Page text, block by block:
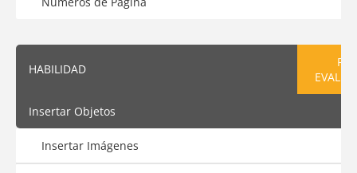
HABILIDAD
Insertar Objetos
Insertar Imágenes